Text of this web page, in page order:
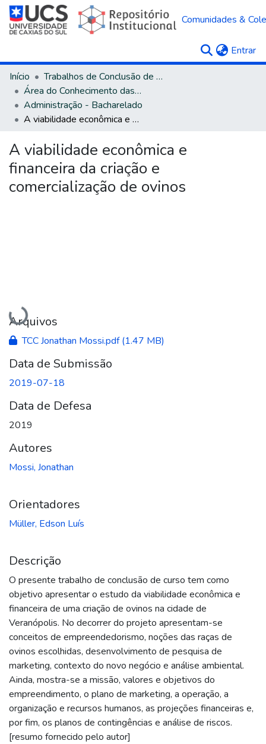
Comunidades &
Entrar
Início
Trabalhos de Conclusão de Curso
Área do Conhecimento das Ciências Sociais Aplicadas
Administração - Bacharelado
A viabilidade econômica e financeira da criação e comercialização de ovinos
A viabilidade econômica e
financeira da criação e
comercialização de ovinos
Carregando...
Arquivos
TCC Jonathan Mossi.pdf(1.47 MB)
Data de Submissão
2019-07-18
Data de Defesa
2019
Autores
Mossi, Jonathan
Orientadores
Müller, Edson Luís
Descrição
O presente trabalho de conclusão de curso tem como
objetivo apresentar o estudo da viabilidade econômica e
financeira de uma criação de ovinos na cidade de
Veranópolis. No decorrer do projeto apresentam-se
conceitos de empreendedorismo, noções das raças de
ovinos escolhidas, desenvolvimento de pesquisa de
marketing, contexto do novo negócio e análise ambiental.
Ainda, mostra-se a missão, valores e objetivos do
empreendimento, o plano de marketing, a operação, a
organização e recursos humanos, as projeções financeiras e,
por fim, os planos de contingências e análise de riscos.
[resumo fornecido pelo autor]